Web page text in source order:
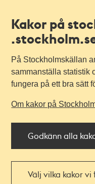
Kakor på
På Stockholmskällan
sammanställa statistik
fungera på ett bra sätt
Om kakor på
Godkänn alla
Välj vilka kakor